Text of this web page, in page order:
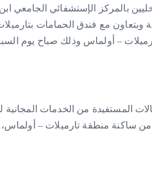
بالمركز الإستشفائي الجامعي
وبتعاون مع فندق الحمامات
ساكنة منطقة تارميلات – أولماس،